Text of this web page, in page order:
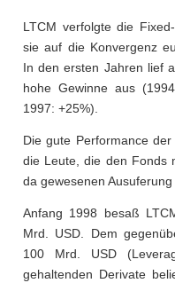
LTCM verfolgte die
sie auf die Konvergenz
In den ersten Jahren lief
hohe Gewinne aus
1997: +25%).
Die gute Performance
die Leute, die den Fonds
da gewesenen
Anfang 1998 besaß
Mrd. USD. Dem
100 Mrd. USD
gehaltenden Derivate